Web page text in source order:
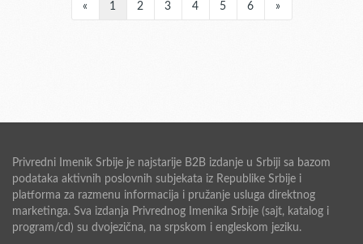
« 1 2 3 4 5 6 »
Privredni Imenik Srbije je najstarije B2B izdanje u Srbiji sa bazom
podataka aktivnih poslovnih subjekata iz Republike Srbije i
platforma za razmenu informacija i pružanje usluga direktnog
marketinga. Sva izdanja Privrednog Imenika Srbije (sajt, katalog i
program/cd) su dvojezična, na srpskom i engleskom jeziku.